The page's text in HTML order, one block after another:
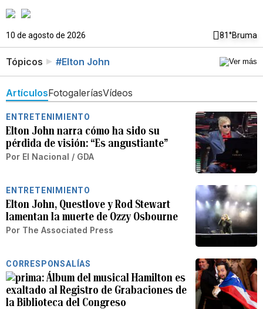
10 de agosto de 2026 81°Bruma
Tópicos #Elton John
ArtículosFotogaleríasVídeos
ENTRETENIMIENTO
Elton John narra cómo ha sido su
pérdida de visión: “Es angustiante”
Por El Nacional / GDA
ENTRETENIMIENTO
Elton John, Questlove y Rod Stewart
lamentan la muerte de Ozzy Osbourne
Por The Associated Press
CORRESPONSALÍAS
Álbum del musical Hamilton es
exaltado al Registro de Grabaciones de
la Biblioteca del Congreso